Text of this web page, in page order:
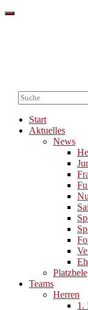
Start
Aktuelles
News
Teams
Herren
1.